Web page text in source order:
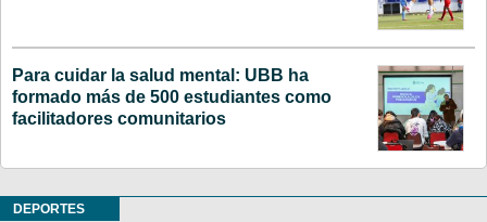
Para cuidar la salud mental: UBB ha
formado más de 500 estudiantes como
facilitadores comunitarios
DEPORTES